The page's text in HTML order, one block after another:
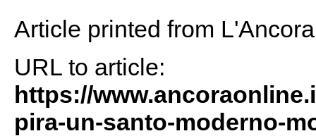
Article printed from
URL to article:
https://
pira-un-santo-moderno-